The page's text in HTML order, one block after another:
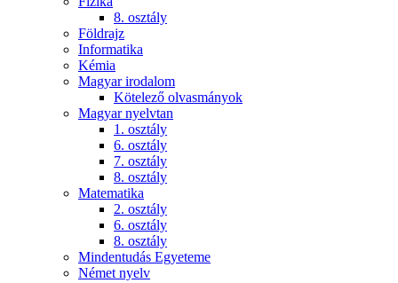
8. osztály
Földrajz
Informatika
Kémia
Magyar irodalom
Kötelező olvasmányok
Magyar nyelvtan
1. osztály
6. osztály
7. osztály
8. osztály
Matematika
2. osztály
6. osztály
8. osztály
Mindentudás Egyeteme
Német nyelv